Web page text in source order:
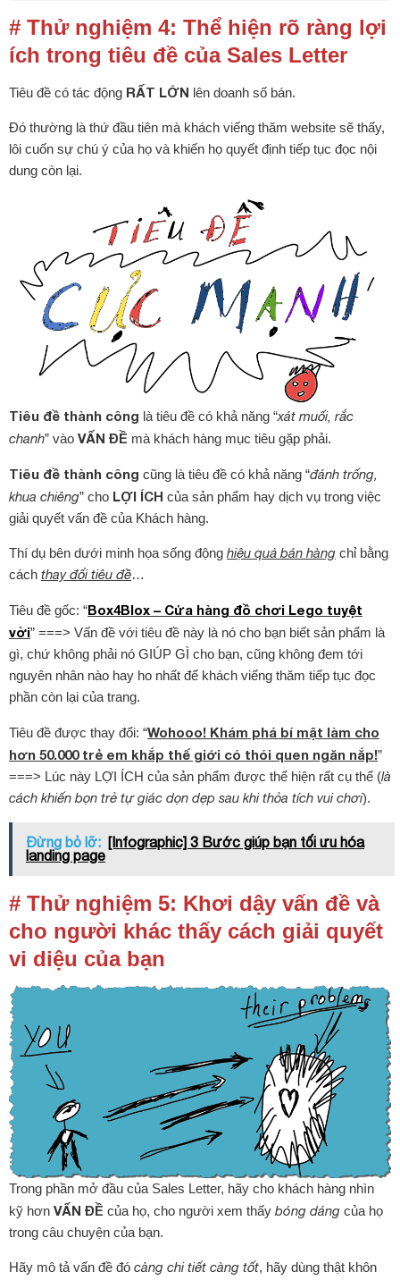
# Thử nghiệm 4: Thể hiện rõ ràng lợi
ích trong tiêu đề của Sales Letter
Tiêu đề có tác động RẤT LỚN lên doanh số bán.
Đó thường là thứ đầu tiên mà khách viếng thăm website sẽ thấy,
lôi cuốn sự chú ý của họ và khiến họ quyết định tiếp tục đọc nội
dung còn lại.
Tiêu đề thành công là tiêu đề có khả năng “xát muối, rắc
chanh” vào VẤN ĐỀ mà khách hàng mục tiêu gặp phải.
Tiêu đề thành công cũng là tiêu đề có khả năng “đánh trống,
khua chiêng” cho LỢI ÍCH của sản phẩm hay dịch vụ trong việc
giải quyết vấn đề của Khách hàng.
Thí dụ bên dưới minh họa sống động hiệu quả bán hàng chỉ bằng
cách thay đổi tiêu đề…
Tiêu đề gốc: “Box4Blox – Cửa hàng đồ chơi Lego tuyệt
vời” ===> Vấn đề với tiêu đề này là nó cho bạn biết sản phẩm là
gì, chứ không phải nó GIÚP GÌ cho bạn, cũng không đem tới
nguyên nhân nào hay ho nhất để khách viếng thăm tiếp tục đọc
phần còn lại của trang.
Tiêu đề được thay đổi: “Wohooo! Khám phá bí mật làm cho
hơn 50.000 trẻ em khắp thế giới có thói quen ngăn nắp!”
===> Lúc này LỢI ÍCH của sản phẩm được thể hiện rất cụ thể (là
cách khiến bọn trẻ tự giác dọn dẹp sau khi thỏa tích vui chơi).
Đừng bỏ lỡ: [Infographic] 3 Bước giúp bạn tối ưu hóa
landing page
# Thử nghiệm 5: Khơi dậy vấn đề và
cho người khác thấy cách giải quyết
vi diệu của bạn
Trong phần mở đầu của Sales Letter, hãy cho khách hàng nhìn
kỹ hơn VẤN ĐỀ của họ, cho người xem thấy bóng dáng của họ
trong câu chuyện của bạn.
Hãy mô tả vấn đề đó càng chi tiết càng tốt, hãy dùng thật khôn